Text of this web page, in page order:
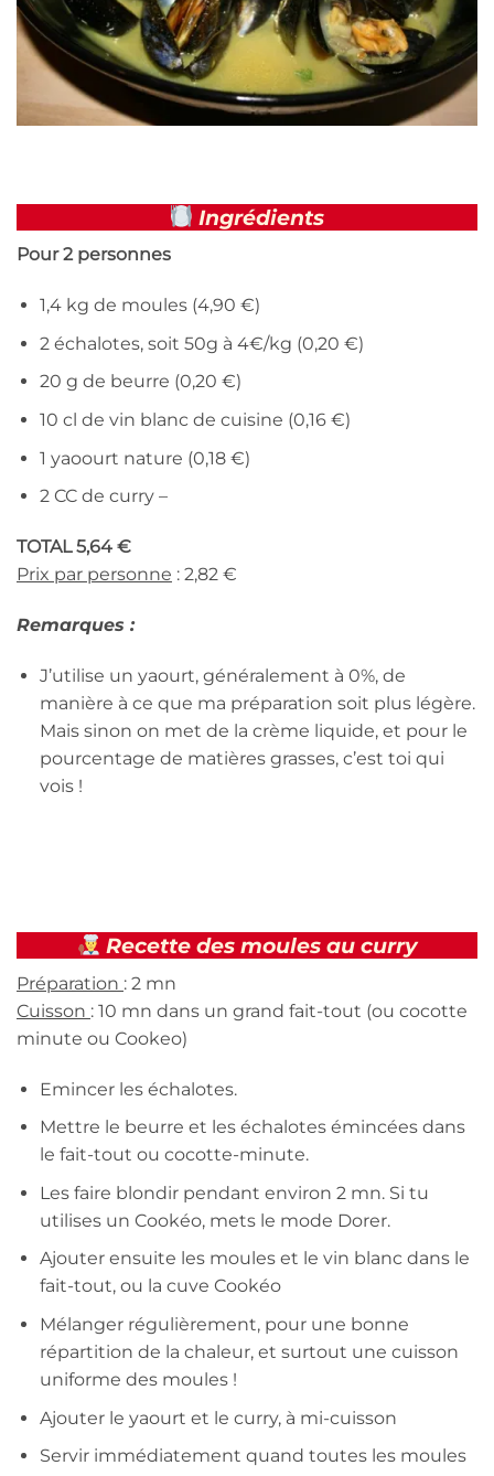
Ingrédients
Pour 2 personnes
1,4 kg de moules (4,90 €)
2 échalotes, soit 50g à 4€/kg (0,20 €)
20 g de beurre (0,20 €)
10 cl de vin blanc de cuisine (0,16 €)
1 yaoourt nature (0,18 €)
2 CC de curry –
TOTAL 5,64 €
Prix par personne : 2,82 €
Remarques :
J’utilise un yaourt, généralement à 0%, de
manière à ce que ma préparation soit plus légère.
Mais sinon on met de la crème liquide, et pour le
pourcentage de matières grasses, c’est toi qui
vois !
Recette des moules au curry
Préparation : 2 mn
Cuisson : 10 mn dans un grand fait-tout (ou cocotte
minute ou Cookeo)
Emincer les échalotes.
Mettre le beurre et les échalotes émincées dans
le fait-tout ou cocotte-minute.
Les faire blondir pendant environ 2 mn. Si tu
utilises un Cookéo, mets le mode Dorer.
Ajouter ensuite les moules et le vin blanc dans le
fait-tout, ou la cuve Cookéo
Mélanger régulièrement, pour une bonne
répartition de la chaleur, et surtout une cuisson
uniforme des moules !
Ajouter le yaourt et le curry, à mi-cuisson
Servir immédiatement quand toutes les moules